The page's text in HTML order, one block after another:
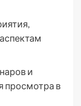
и
просмотра в